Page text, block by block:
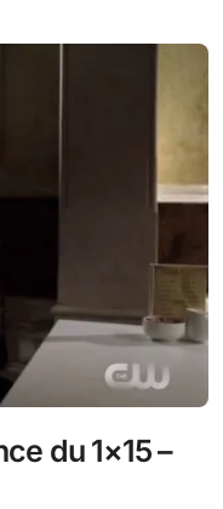
du 1×15 –